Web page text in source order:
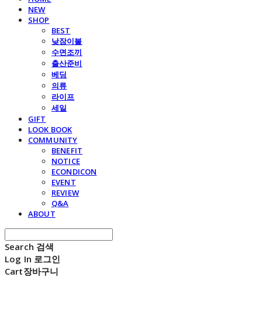
NEW
SHOP
BEST
낮잠이불
수면조끼
출산준비
베딩
의류
라이프
세일
GIFT
LOOK BOOK
COMMUNITY
BENEFIT
NOTICE
ECONDICON
EVENT
REVIEW
Q&A
ABOUT
Search 검색
Log In 로그인
Cart장바구니